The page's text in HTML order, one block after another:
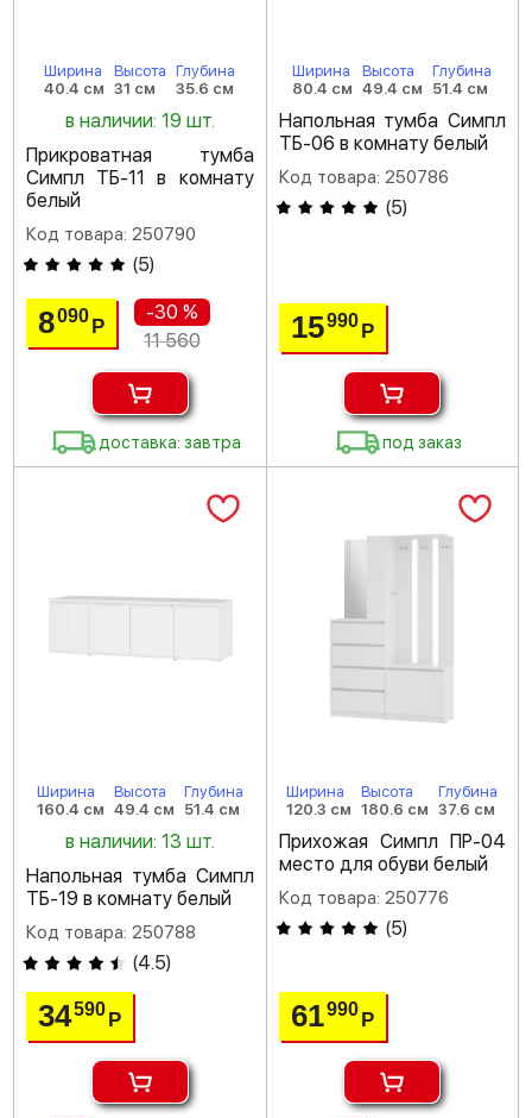
Ширина
40.4 см
Высота
31 см
Глубина
35.6 см
в наличии: 19 шт.
Прикроватная тумба
Симпл ТБ-11 в комнату
белый
Код товара: 250790
(5)
8090Р
-30 %
11 560
доставка: завтра
Ширина
80.4 см
Высота
49.4 см
Глубина
51.4 см
Напольная тумба Симпл
ТБ-06 в комнату белый
Код товара: 250786
(5)
15990 Р
под заказ
Ширина
160.4 см
Высота
49.4 см
Глубина
51.4 см
в наличии: 13 шт.
Напольная тумба Симпл
ТБ-19 в комнату белый
Код товара: 250788
(4.5)
34590Р
Ширина
120.3 см
Высота
180.6 см
Глубина
37.6 см
Прихожая Симпл ПР-04
место для обуви белый
Код товара: 250776
(5)
61990 Р